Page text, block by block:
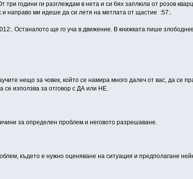
години ги разглеждам в нета и си бях заплюла от розов
и направо ми идеше да си летя на метлата от щастие :57:.
Останалото ще го уча в движение. В книжката пише
нещо за човек, който се намира много далеч от вас, да се
се използва за отговор с ДА или НЕ.
за определен проблем и неговото разрешаване.
където е нужно оценяване на ситуация и предполагане